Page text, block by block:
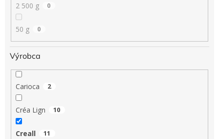
2 500 g 0
50 g 0
Výrobca
Carioca 2
Créa Lign 10
Creall 11